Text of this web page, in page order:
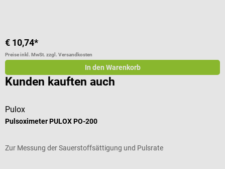
€ 10,74*
Preise inkl. MwSt. zzgl. Versandkosten
In den Warenkorb
Kunden kauften auch
Pulox
Pulsoximeter PULOX PO-200
Zur Messung der Sauerstoffsättigung und Pulsrate